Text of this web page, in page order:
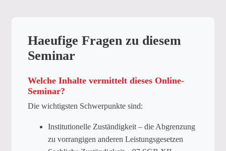
Haeufige Fragen zu diesem
Seminar
Welche Inhalte vermittelt dieses Online-
Seminar?
Die wichtigsten Schwerpunkte sind:
Institutionelle Zuständigkeit – die Abgrenzung
zu vorrangigen anderen Leistungsgesetzen